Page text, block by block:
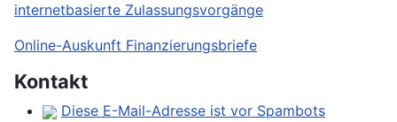
internetbasierte Zulassungsvorgänge
Online-Auskunft Finanzierungsbriefe
Kontakt
Diese E-Mail-Adresse ist vor Spambots